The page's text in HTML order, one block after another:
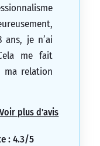
je n’ai
me fait
relation
Voir plus d'avis
: 4.3/5